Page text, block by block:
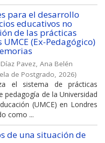
para el desarrollo
educativos no
de las prácticas
(Ex-Pedagógico)
Díaz Pavez, Ana Belén
de Postgrado, 2026)
el sistema de prácticas
de la Universidad
(UMCE) en Londres
como ...
de una situación de